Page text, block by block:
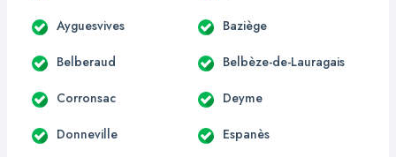
Ayguesvives Baziège
Belberaud Belbèze-de-Lauragais
Corronsac Deyme
Donneville Espanès